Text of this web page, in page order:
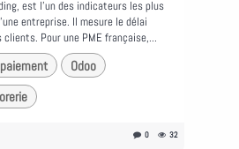
est l'un des indicateurs les plus
entreprise. Il mesure le délai
Pour une PME française,...
Odoo
0 32